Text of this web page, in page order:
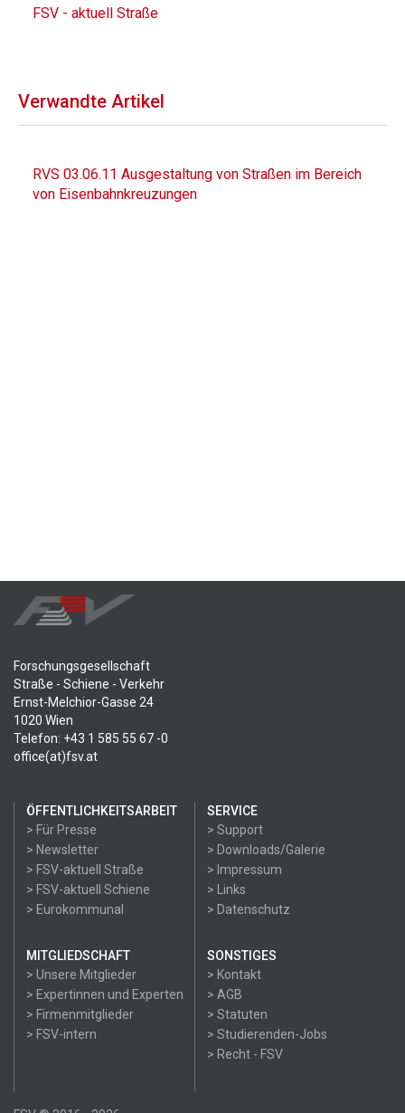
FSV - aktuell Straße
Verwandte Artikel
RVS 03.06.11 Ausgestaltung von Straßen im Bereich
von Eisenbahnkreuzungen
Forschungsgesellschaft
Straße - Schiene - Verkehr
Ernst-Melchior-Gasse 24
1020 Wien
Telefon: +43 1 585 55 67 -0
office(at)fsv.at
ÖFFENTLICHKEITSARBEIT
> Für Presse
> Newsletter
> FSV-aktuell Straße
> FSV-aktuell Schiene
> Eurokommunal
SERVICE
> Support
> Downloads/Galerie
> Impressum
> Links
> Datenschutz
MITGLIEDSCHAFT
> Unsere Mitglieder
> Expertinnen und Experten
> Firmenmitglieder
> FSV-intern
SONSTIGES
> Kontakt
> AGB
> Statuten
> Studierenden-Jobs
> Recht - FSV